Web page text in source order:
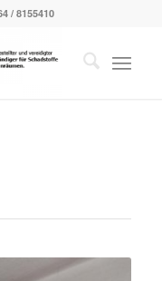
/ 8155410